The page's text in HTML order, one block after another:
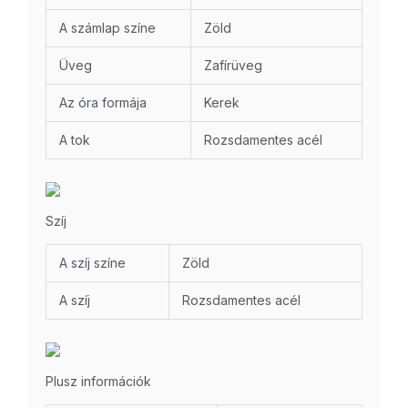
A számlap színe Zöld
Üveg Zafírüveg
Az óra formája Kerek
A tok Rozsdamentes acél
Szíj
A szíj színe Zöld
A szíj Rozsdamentes acél
Plusz információk